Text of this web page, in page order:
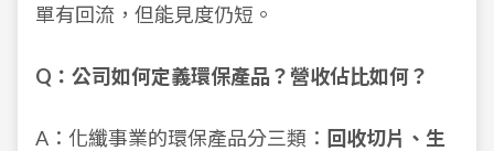
單有回流，但能見度仍短。
Q：公司如何定義環保產品？營收佔比如何？
A：化纖事業的環保產品分三類： 回收切片、生